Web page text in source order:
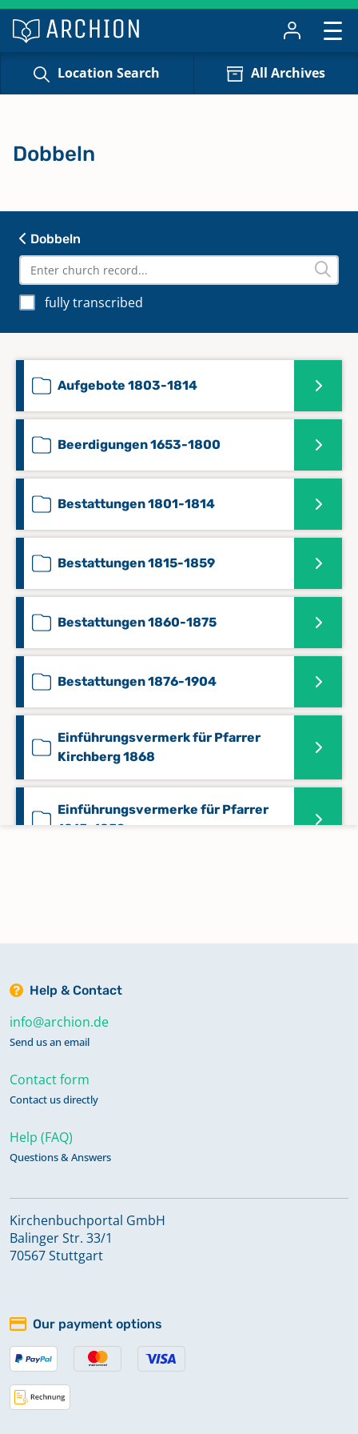
Location Search All Archives
Dobbeln
fully transcribed
Aufgebote 1803-1814
Beerdigungen 1653-1800
Bestattungen 1801-1814
Bestattungen 1815-1859
Bestattungen 1860-1875
Bestattungen 1876-1904
Einführungsvermerk für Pfarrer
Kirchberg 1868
Einführungsvermerke für Pfarrer
1815-1859
Konfirmationen 1801-1814
Konfirmationen 1815-1859
Konfirmationen 1860-1875
Namensregister zu Taufen
Namensregister zu Taufen
Konfirmationen Trauungen
Bestattungen 1860-1875
Dobbeln
Help & Contact
info@archion.de
Send us an email
Contact form
Contact us directly
Help (FAQ)
Questions & Answers
Kirchenbuchportal GmbH
Balinger Str. 33/1
70567 Stuttgart
Our payment options